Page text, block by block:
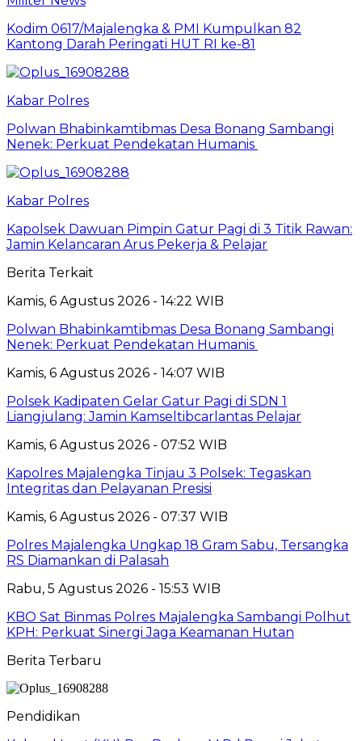
Kodim 0617/Majalengka & PMI Kumpulkan 82
Kantong Darah Peringati HUT RI ke-81
Kabar Polres
Polwan Bhabinkamtibmas Desa Bonang Sambangi
Nenek: Perkuat Pendekatan Humanis
Kabar Polres
Kapolsek Dawuan Pimpin Gatur Pagi di 3 Titik Rawan:
Jamin Kelancaran Arus Pekerja & Pelajar
Berita Terkait
Kamis, 6 Agustus 2026 - 14:22 WIB
Polwan Bhabinkamtibmas Desa Bonang Sambangi
Nenek: Perkuat Pendekatan Humanis
Kamis, 6 Agustus 2026 - 14:07 WIB
Polsek Kadipaten Gelar Gatur Pagi di SDN 1
Liangjulang: Jamin Kamseltibcarlantas Pelajar
Kamis, 6 Agustus 2026 - 07:52 WIB
Kapolres Majalengka Tinjau 3 Polsek: Tegaskan
Integritas dan Pelayanan Presisi
Kamis, 6 Agustus 2026 - 07:37 WIB
Polres Majalengka Ungkap 18 Gram Sabu, Tersangka
RS Diamankan di Palasah
Rabu, 5 Agustus 2026 - 15:53 WIB
KBO Sat Binmas Polres Majalengka Sambangi Polhut
KPH: Perkuat Sinergi Jaga Keamanan Hutan
Berita Terbaru
Pendidikan